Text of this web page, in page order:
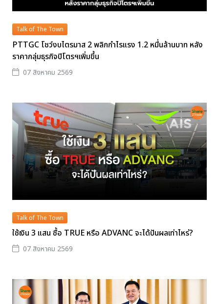
Talk of The Town
PTTGC โชว์งบไตรมาส 2 พลิกกำไรแรง 1.2 หมื่นล้านบาท หลัง
ราคากลุ่มธุรกิจปิโตรฯเพิ่มขึ้น
07 สิงหาคม 2569
Talk of The Town
ใช้เงิน 3 แสน ซื้อ TRUE หรือ ADVANC จะได้ปันผลเท่าไหร่?
07 สิงหาคม 2569